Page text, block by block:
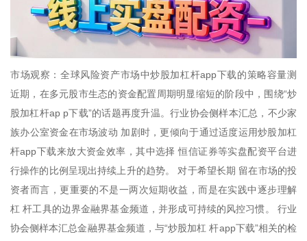
市场观察：全球风险资产市场中炒股加杠杆app下载的策略容量测
近期，在多元股市生态的资金配置周期明显缩短的阶段中，围绕“炒
股加杠杆ap p下载”的话题再度升温。行业协会侧样本汇总，不少家
族办公室资金在市场波动 加剧时，更倾向于通过适度运用炒股加杠
杆app下载来放大资金效率，其中选择 恒信证券等实盘配资平台进
行操作的比例呈现出持续上升的趋势。 对于希望长期 留在市场的投
资者而言，更重要的不是一两次短期收益，而是在实践中逐步理解
杠 杆工具的边界金融界基金频道，并形成可持续的风控习惯。 行业
协会侧样本汇总金融界基金频道，与“炒股加杠 杆app下载”相关的检